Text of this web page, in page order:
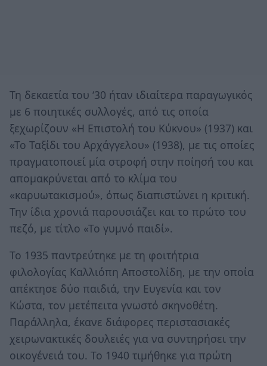
Τη δεκαετία του ‘30 ήταν ιδιαίτερα παραγωγικός
με 6 ποιητικές συλλογές, από τις οποία
ξεχωρίζουν «Η Επιστολή του Κύκνου» (1937) και
«Το Ταξίδι του Αρχάγγελου» (1938), με τις οποίες
πραγματοποιεί μία στροφή στην ποίησή του και
απομακρύνεται από το κλίμα του
«καρυωτακισμού», όπως διαπιστώνει η κριτική.
Την ίδια χρονιά παρουσιάζει και το πρώτο του
πεζό, με τίτλο «Το γυμνό παιδί».
Το 1935 παντρεύτηκε με τη φοιτήτρια
φιλολογίας Καλλιόπη Αποστολίδη, με την οποία
απέκτησε δύο παιδιά, την Ευγενία και τον
Κώστα, τον μετέπειτα γνωστό σκηνοθέτη.
Παράλληλα, έκανε διάφορες περιστασιακές
χειρωνακτικές δουλειές για να συντηρήσει την
οικογένειά του. Το 1940 τιμήθηκε για πρώτη